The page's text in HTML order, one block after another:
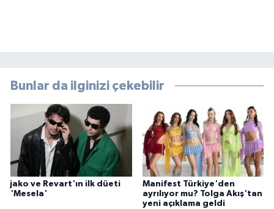
Bunlar da ilginizi çekebilir
jako ve Revart'ın ilk düeti
'Mesela'
Manifest Türkiye'den
ayrılıyor mu? Tolga Akış'tan
yeni açıklama geldi